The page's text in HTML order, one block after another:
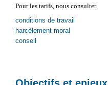
Pour les tarifs, nous consulter.
conditions de travail
harcèlement moral
conseil